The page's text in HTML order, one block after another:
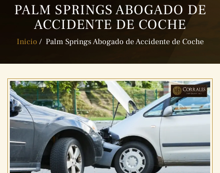
PALM SPRINGS ABOGADO DE
ACCIDENTE DE COCHE
Inicio / Palm Springs Abogado de Accidente de Coche